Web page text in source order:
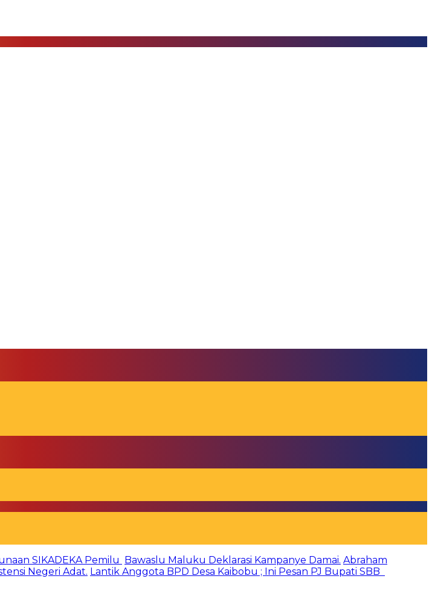
SIKADEKA Pemilu Bawaslu Maluku Deklarasi Kampanye Damai. Abraham
Negeri Adat. Lantik Anggota BPD Desa Kaibobu ; Ini Pesan PJ Bupati SBB